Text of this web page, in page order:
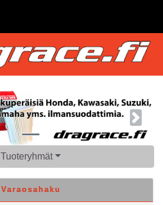
Next
Tuoteryhmät
Varaosahaku